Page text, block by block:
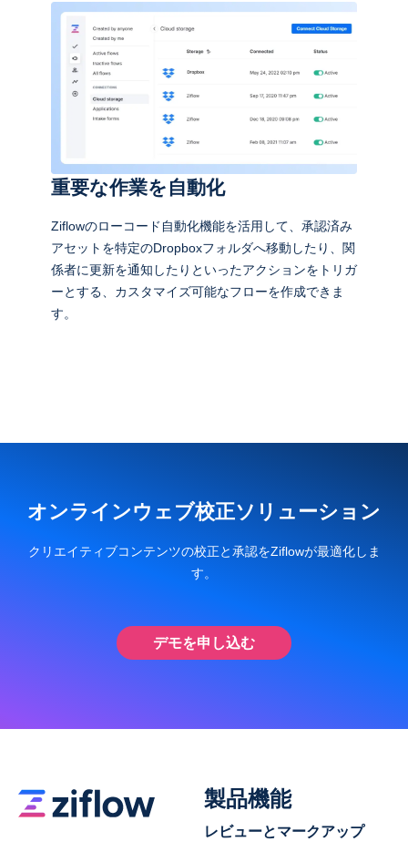
重要な作業を自動化
Ziflowのローコード自動化機能を活用して、承認済み
アセットを特定のDropboxフォルダへ移動したり、関
係者に更新を通知したりといったアクションをトリガ
ーとする、カスタマイズ可能なフローを作成できま
す。
オンラインウェブ校正ソリューション
クリエイティブコンテンツの校正と承認をZiflowが最適化しま
す。
デモを申し込む
製品機能
レビューとマークアップ